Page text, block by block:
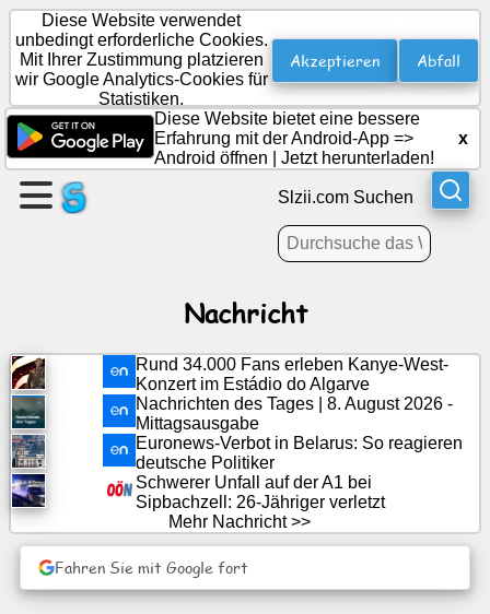
Erstellen
Sie
eine
Seite
Gruppe
Agenda
Unterhaltung
Soziales
Netzwerk
Nachricht
Diese Website verwendet
unbedingt erforderliche Cookies.
Mit Ihrer Zustimmung platzieren
wir Google Analytics-Cookies für
Statistiken.
Akzeptieren Abfall
Diese Website bietet eine bessere
Erfahrung mit der Android-App =>
Android öffnen
Jetzt herunterladen!
x
Slzii.com Suchen
Nachricht
Rund 34.000 Fans erleben Kanye-West-
Konzert im Estádio do Algarve
Nachrichten des Tages | 8. August 2026 -
Mittagsausgabe
Euronews-Verbot in Belarus: So reagieren
deutsche Politiker
Schwerer Unfall auf der A1 bei
Sipbachzell: 26-Jähriger verletzt
Mehr Nachricht >>
Fahren Sie mit Google fort